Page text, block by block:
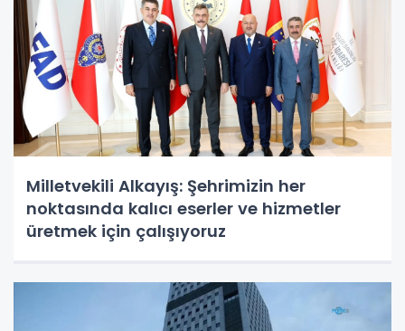
Milletvekili Alkayış: Şehrimizin her
noktasında kalıcı eserler ve hizmetler
üretmek için çalışıyoruz